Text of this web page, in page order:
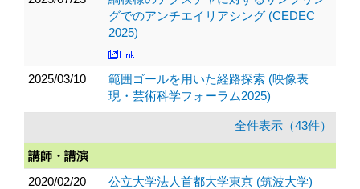
グでのアンチエイリアシング (CEDEC
2025)
2025/03/10
範囲ゴールを用いた経路探索 (映像表
現・芸術科学フォーラム2025)
全件表示（43件）
講師・講演
2020/02/20
公立大学法人首都大学東京 (筑波大学)